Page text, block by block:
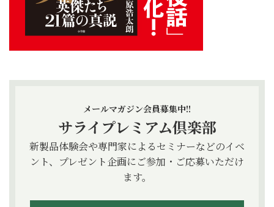
メールマガジン会員募集中!!
サライプレミアム倶楽部
新製品体験会や専門家によるセミナーなどのイベ
ント、プレゼント企画にご参加・ご応募いただけ
ます。